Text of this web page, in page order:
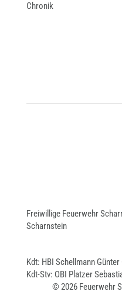
Chronik
Freiwillige Feuerwehr
Scharnstein
Kdt: HBI Schellmann
Kdt-Stv: OBI Platzer
© 2026 Feuerwehr